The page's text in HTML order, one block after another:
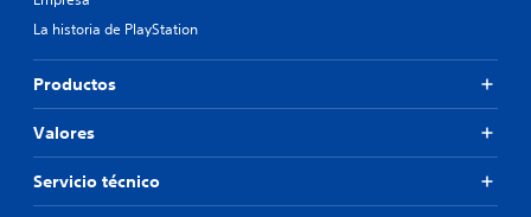
La historia de PlayStation
Productos
Valores
Servicio técnico